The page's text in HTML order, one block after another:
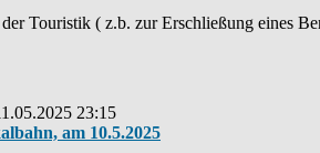
Touristik ( z.b. zur Erschließung eines
23:15
am 10.5.2025